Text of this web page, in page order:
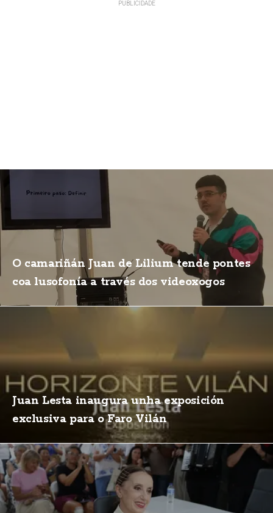
O camariñán Juan de Lilium tende pontes
coa lusofonía a través dos videoxogos
Juan Lesta inaugura unha exposición
exclusiva para o Faro Vilán